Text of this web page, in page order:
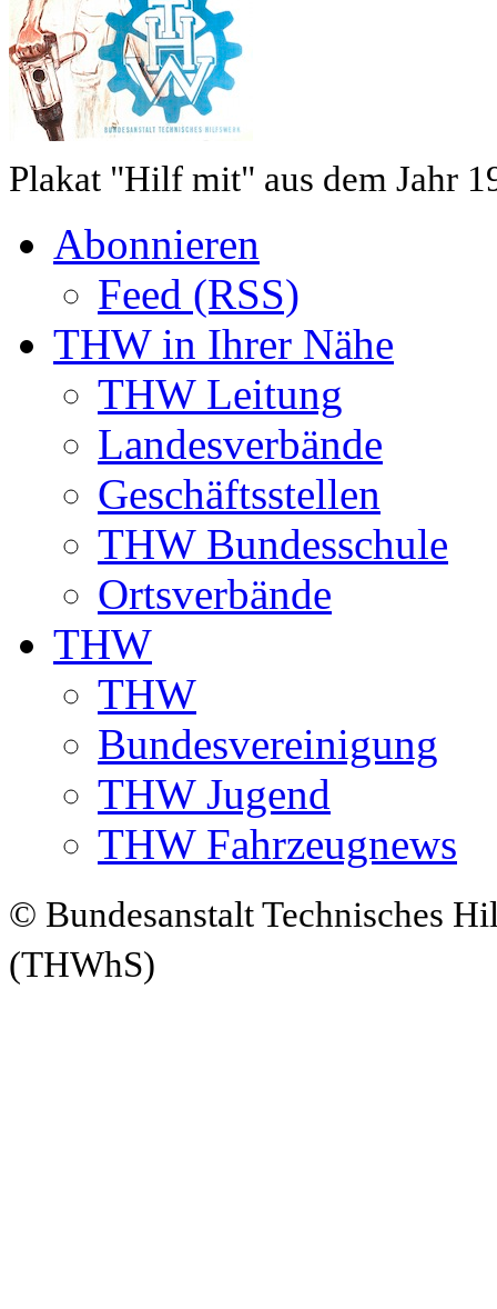
Plakat "Hilf mit" aus dem Jahr
Abonnieren
Feed (RSS)
THW in Ihrer Nähe
THW Leitung
Landesverbände
Geschäftsstellen
THW Bundesschule
Ortsverbände
THW
THW
Bundesvereinigung
THW Jugend
THW Fahrzeugnews
© Bundesanstalt Technisches
(THWhS)